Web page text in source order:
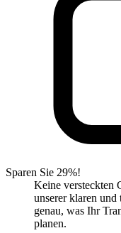
Sparen Sie 29%!
Keine versteckten
unserer klaren und
genau, was Ihr
planen.